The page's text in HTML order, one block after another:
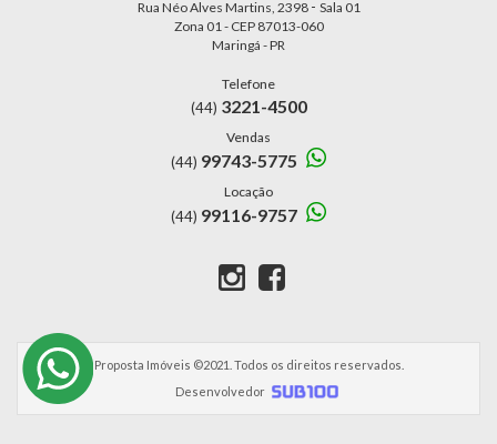
Rua Néo Alves Martins, 2398 - Sala 01
Zona 01 - CEP 87013-060
Maringá - PR
Telefone
(44) 3221-4500
Vendas
(44) 99743-5775
Locação
(44) 99116-9757
Proposta Imóveis ©2021. Todos os direitos reservados.
Desenvolvedor